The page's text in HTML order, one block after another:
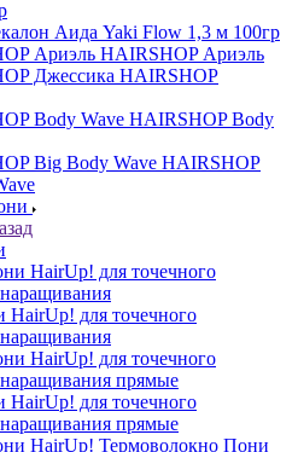
Аида Yaki Flow 1,3 м 100гр
HAIRSHOP Ариэль
HAIRSHOP
HAIRSHOP Body
HAIRSHOP
HairUp! для точечного
HairUp! для точечного
прямые
Пони